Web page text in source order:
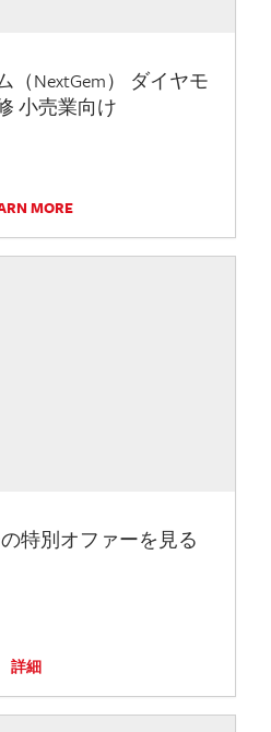
（NextGem） ダイヤモ
小売業向け
MORE
特別オファーを見る
詳細